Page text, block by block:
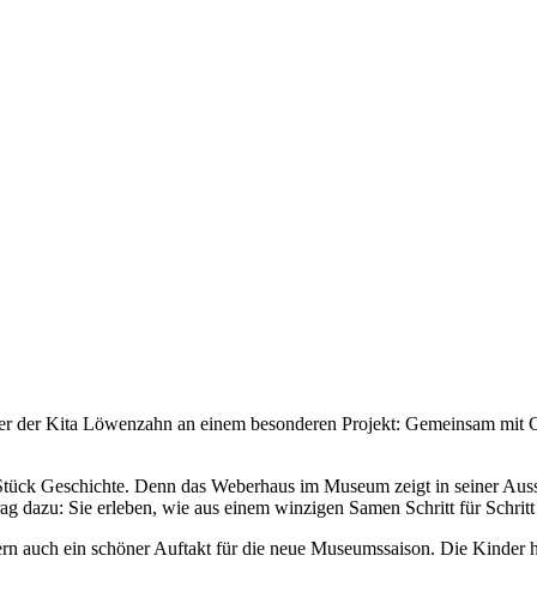
Kita Löwenzahn an einem besonderen Projekt: Gemeinsam
Geschichte. Denn das Weberhaus im Museum zeigt in seiner
dazu: Sie erleben, wie aus einem winzigen Samen Schritt für
auch ein schöner Auftakt für die neue Museumssaison. Die